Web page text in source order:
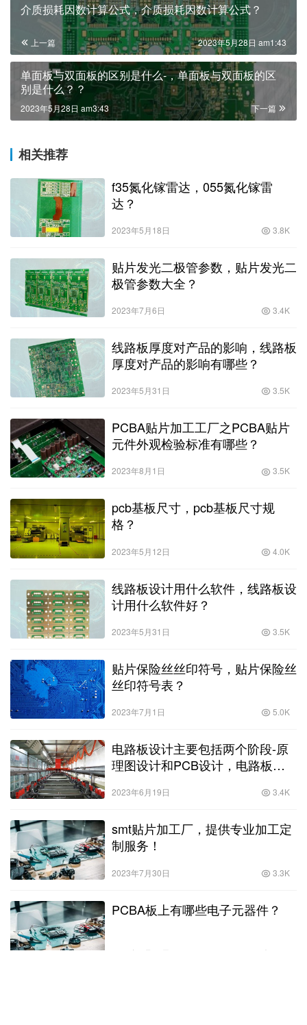
介质损耗因数计算公式，介质损耗因数计算公式？
上一篇 2023年5月28日 am1:43
单面板与双面板的区别是什么-，单面板与双面板的区
别是什么？？
下一篇
2023年5月28日 am3:43
相关推荐
f35氮化镓雷达，055氮化镓雷
达？
2023年5月18日 3.8K
贴片发光二极管参数，贴片发光二
极管参数大全？
2023年7月6日 3.4K
线路板厚度对产品的影响，线路板
厚度对产品的影响有哪些？
2023年5月31日 3.5K
PCBA贴片加工工厂之PCBA贴片
元件外观检验标准有哪些？
2023年8月1日 3.5K
pcb基板尺寸，pcb基板尺寸规
格？
2023年5月12日 4.0K
线路板设计用什么软件，线路板设
计用什么软件好？
2023年5月31日 3.5K
贴片保险丝丝印符号，贴片保险丝
丝印符号表？
2023年7月1日 5.0K
电路板设计主要包括两个阶段-原
理图设计和PCB设计，电路板的
2023年6月19日 3.4K
smt贴片加工厂，提供专业加工定
制服务！
2023年7月30日 3.3K
PCBA板上有哪些电子元器件？
2023年7月29日